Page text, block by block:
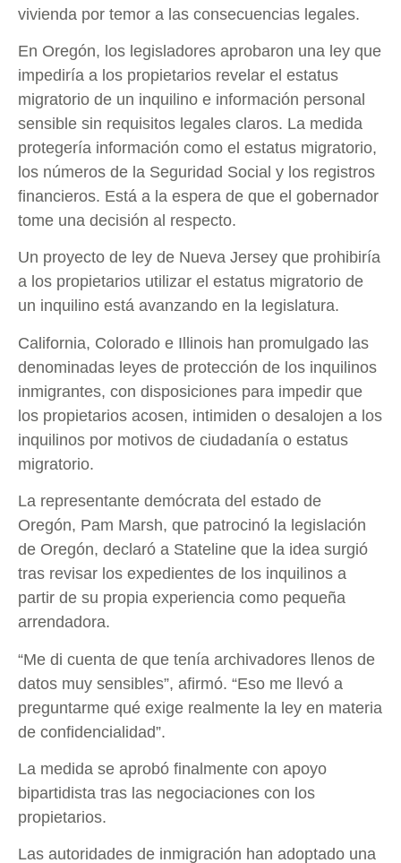
vivienda por temor a las consecuencias legales.
En Oregón, los legisladores aprobaron una ley que
impediría a los propietarios revelar el estatus
migratorio de un inquilino e información personal
sensible sin requisitos legales claros. La medida
protegería información como el estatus migratorio,
los números de la Seguridad Social y los registros
financieros. Está a la espera de que el gobernador
tome una decisión al respecto.
Un proyecto de ley de Nueva Jersey que prohibiría
a los propietarios utilizar el estatus migratorio de
un inquilino está avanzando en la legislatura.
California, Colorado e Illinois han promulgado las
denominadas leyes de protección de los inquilinos
inmigrantes, con disposiciones para impedir que
los propietarios acosen, intimiden o desalojen a los
inquilinos por motivos de ciudadanía o estatus
migratorio.
La representante demócrata del estado de
Oregón, Pam Marsh, que patrocinó la legislación
de Oregón, declaró a Stateline que la idea surgió
tras revisar los expedientes de los inquilinos a
partir de su propia experiencia como pequeña
arrendadora.
“Me di cuenta de que tenía archivadores llenos de
datos muy sensibles”, afirmó. “Eso me llevó a
preguntarme qué exige realmente la ley en materia
de confidencialidad”.
La medida se aprobó finalmente con apoyo
bipartidista tras las negociaciones con los
propietarios.
Las autoridades de inmigración han adoptado una